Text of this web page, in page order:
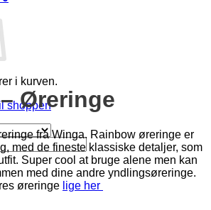
i kurven.
shoppen
Øreringe
fra Winga. Rainbow øreringe er
med de fineste klassiske detaljer, som
Super cool at bruge alene men kan
med dine andre yndlingsøreringe.
øreringe lige her